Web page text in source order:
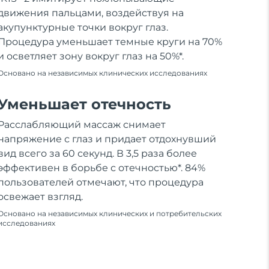
пальцами, воздействуя на
точки вокруг глаз.
уменьшает темные круги на 70%
осветляет зону вокруг глаз на 50%*.
на независимых клинических исследованиях
отечность
массаж снимает
с глаз и придает отдохнувший
всего за 60 секунд. В 3,5 раза более
в борьбе с отечностью*. 84%
отмечают, что процедура
взгляд.
на независимых клинических и потребительских